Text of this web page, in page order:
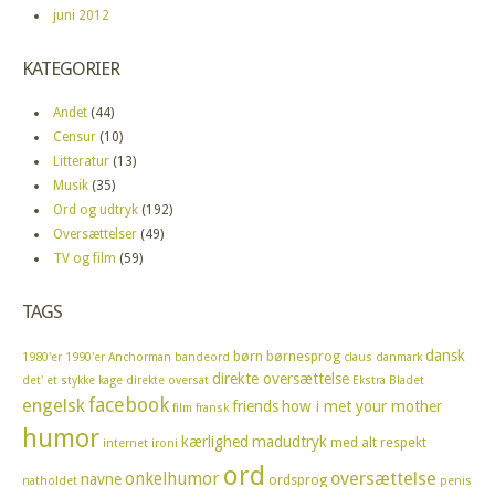
juni 2012
KATEGORIER
Andet (44)
Censur (10)
Litteratur (13)
Musik (35)
Ord og udtryk (192)
Oversættelser (49)
TV og film (59)
TAGS
1980'er 1990'er Anchorman bandeord børn børnesprog claus danmark dansk
det' et stykke kage direkte oversat direkte oversættelse Ekstra Bladet
engelskfacebook film fransk friends how i met your mother
humor internet ironi kærlighed madudtryk med alt respekt
natholdet navneonkelhumor ord ordsprog oversættelse penis